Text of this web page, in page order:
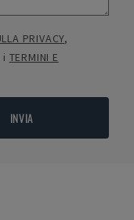
PRIVACY,
i TERMINI E
INVIA